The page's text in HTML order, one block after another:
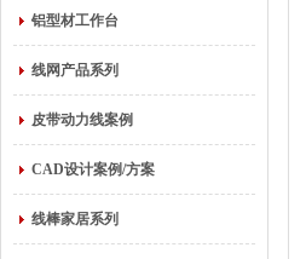
铝型材工作台
线网产品系列
皮带动力线案例
CAD设计案例/方案
线棒家居系列